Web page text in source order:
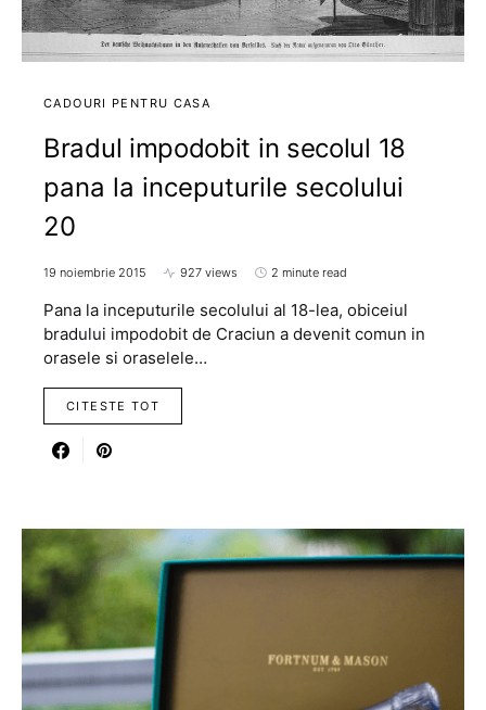
CADOURI PENTRU CASA
Bradul impodobit in secolul 18
pana la inceputurile secolului
20
19 noiembrie 2015 927 views 2 minute read
Pana la inceputurile secolului al 18-lea, obiceiul
bradului impodobit de Craciun a devenit comun in
orasele si oraselele…
CITESTE TOT